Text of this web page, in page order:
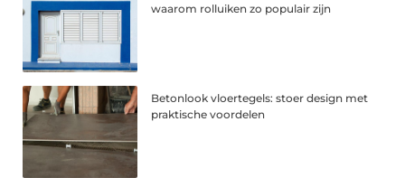
waarom rolluiken zo populair zijn
Betonlook vloertegels: stoer design met
praktische voordelen